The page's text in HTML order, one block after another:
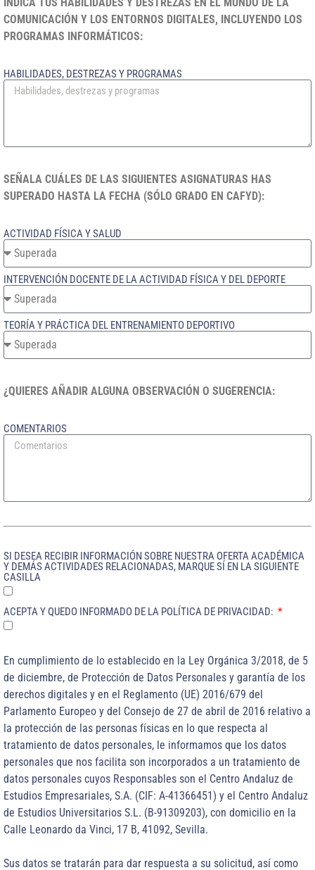
COMUNICACIÓN Y LOS ENTORNOS DIGITALES, INCLUYENDO LOS
PROGRAMAS INFORMÁTICOS:
HABILIDADES, DESTREZAS Y PROGRAMAS
SEÑALA CUÁLES DE LAS SIGUIENTES ASIGNATURAS HAS
SUPERADO HASTA LA FECHA (SÓLO GRADO EN CAFYD):
ACTIVIDAD FÍSICA Y SALUD
INTERVENCIÓN DOCENTE DE LA ACTIVIDAD FÍSICA Y DEL DEPORTE
TEORÍA Y PRÁCTICA DEL ENTRENAMIENTO DEPORTIVO
¿QUIERES AÑADIR ALGUNA OBSERVACIÓN O SUGERENCIA:
COMENTARIOS
SI DESEA RECIBIR INFORMACIÓN SOBRE NUESTRA OFERTA ACADÉMICA
Y DEMÁS ACTIVIDADES RELACIONADAS, MARQUE SÍ EN LA SIGUIENTE
CASILLA
ACEPTA Y QUEDO INFORMADO DE LA POLÍTICA DE PRIVACIDAD:
En cumplimiento de lo establecido en la Ley Orgánica 3/2018, de 5
de diciembre, de Protección de Datos Personales y garantía de los
derechos digitales y en el Reglamento (UE) 2016/679 del
Parlamento Europeo y del Consejo de 27 de abril de 2016 relativo a
la protección de las personas físicas en lo que respecta al
tratamiento de datos personales, le informamos que los datos
personales que nos facilita son incorporados a un tratamiento de
datos personales cuyos Responsables son el Centro Andaluz de
Estudios Empresariales, S.A. (CIF: A-41366451) y el Centro Andaluz
de Estudios Universitarios S.L. (B-91309203), con domicilio en la
Calle Leonardo da Vinci, 17 B, 41092, Sevilla.
Sus datos se tratarán para dar respuesta a su solicitud, así como